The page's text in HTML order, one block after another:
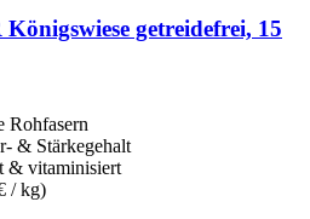
Königswiese getreidefrei, 15
Rohfasern
& Stärkegehalt
& vitaminisiert
/ kg)